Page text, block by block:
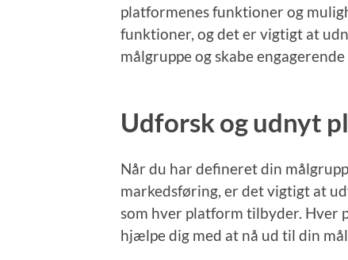
platformenes funktioner og
funktioner, og det er vigtigt at
målgruppe og skabe
Udforsk og udnyt
Når du har defineret din
markedsføring, er det vigtigt at
som hver platform tilbyder. Hver
hjælpe dig med at nå ud til din